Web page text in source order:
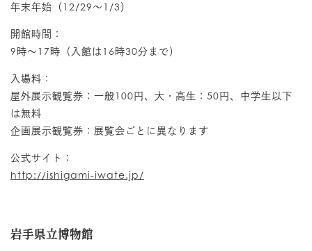
年末年始（12/29～1/3）
開館時間：
9時～17時（入館は16時30分まで）
入場料：
屋外展示観覧券：一般100円、大・高生：50円、中学生以下
は無料
企画展示観覧券：展覧会ごとに異なります
公式サイト：
http://ishigami-iwate.jp/
岩手県立博物館